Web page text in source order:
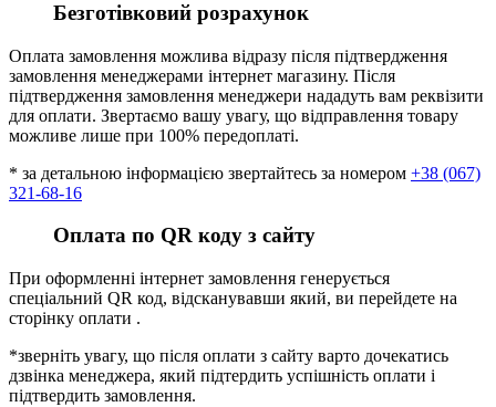
Безготівковий розрахунок
Оплата замовлення можлива відразу після підтвердження
замовлення менеджерами інтернет магазину. Після
підтвердження замовлення менеджери нададуть вам реквізити
для оплати. Звертаємо вашу увагу, що відправлення товару
можливе лише при 100% передоплаті.
* за детальною інформацією звертайтесь за номером +38 (067)
321-68-16
Оплата по QR коду з сайту
При оформленні інтернет замовлення генерується
спеціальний QR код, відсканувавши який, ви перейдете на
сторінку оплати .
*зверніть увагу, що після оплати з сайту варто дочекатись
дзвінка менеджера, який підтердить успішність оплати і
підтвердить замовлення.